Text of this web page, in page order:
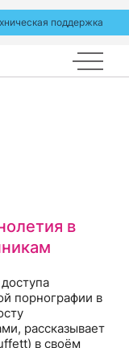
поддержка
в
порнографии в
рассказывает
в своём